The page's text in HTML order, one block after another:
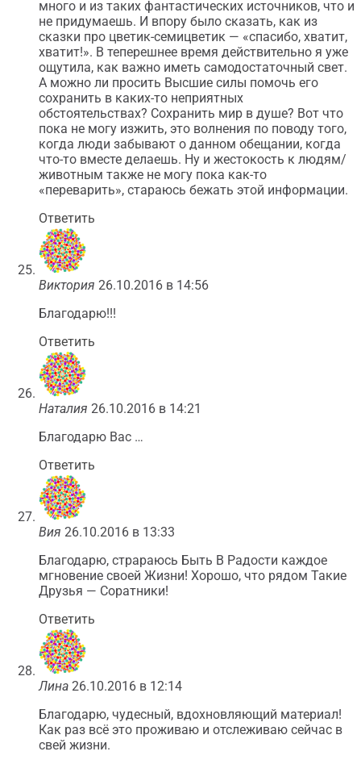
много и из таких фантастических источников, что и
не придумаешь. И впору было сказать, как из
сказки про цветик-семицветик — «спасибо, хватит,
хватит!». В теперешнее время действительно я уже
ощутила, как важно иметь самодостаточный свет.
А можно ли просить Высшие силы помочь его
сохранить в каких-то неприятных
обстоятельствах? Сохранить мир в душе? Вот что
пока не могу изжить, это волнения по поводу того,
когда люди забывают о данном обещании, когда
что-то вместе делаешь. Ну и жестокость к людям/
животным также не могу пока как-то
«переварить», стараюсь бежать этой информации.
Ответить
Виктория 26.10.2016 в 14:56
Благодарю!!!
Ответить
Наталия 26.10.2016 в 14:21
Благодарю Вас …
Ответить
Вия 26.10.2016 в 13:33
Благодарю, страраюсь Быть В Радости каждое
мгновение своей Жизни! Хорошо, что рядом Такие
Друзья — Соратники!
Ответить
Лина 26.10.2016 в 12:14
Благодарю, чудесный, вдохновляющий материал!
Как раз всё это проживаю и отслеживаю сейчас в
свей жизни.